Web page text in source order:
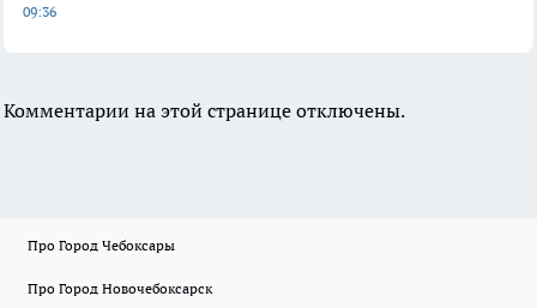
09:36
Комментарии на этой странице отключены.
Про Город Чебоксары
Про Город Новочебоксарск